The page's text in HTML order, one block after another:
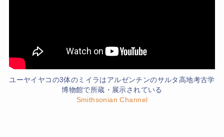
ユーヤイヤコの3体のミイラはアルゼンチンのサルタ高地考古学
博物館で所蔵・展示されている
Smithsonian Channel